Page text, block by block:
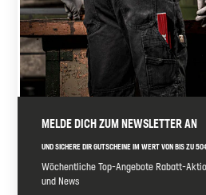
MELDE DICH ZUM NEWSLETTER AN
UND SICHERE DIR GUTSCHEINE IM WERT VON BIS ZU
Wöchentliche Top-Angebote Rabatt-
und News